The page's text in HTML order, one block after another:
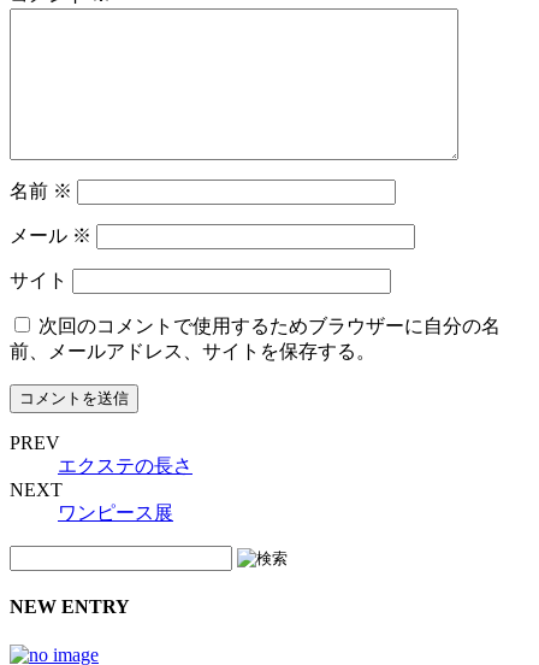
名前 ※
メール ※
サイト
次回のコメントで使用するためブラウザーに自分の名
前、メールアドレス、サイトを保存する。
PREV
エクステの長さ
NEXT
ワンピース展
NEW ENTRY